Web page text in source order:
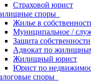
Страховой юрист
споры
Жилье в
Муниципальное /
Защита собственности
Адвокат по
Жилищный юрист
Юрист по
споры